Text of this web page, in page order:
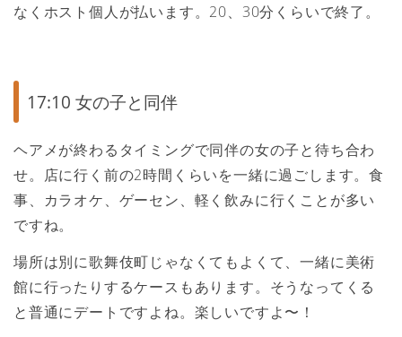
なくホスト個人が払います。20、30分くらいで終了。
17:10 女の子と同伴
ヘアメが終わるタイミングで同伴の女の子と待ち合わ
せ。店に行く前の2時間くらいを一緒に過ごします。食
事、カラオケ、ゲーセン、軽く飲みに行くことが多い
ですね。
場所は別に歌舞伎町じゃなくてもよくて、一緒に美術
館に行ったりするケースもあります。そうなってくる
と普通にデートですよね。楽しいですよ〜！